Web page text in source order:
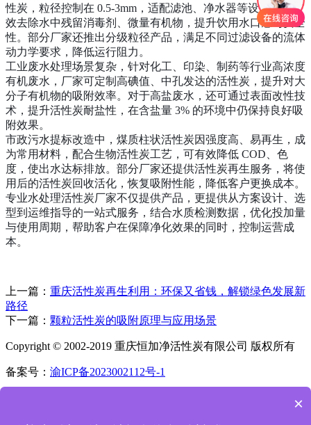
性炭，粒径控制在 0.5-3mm，适配滤池、净水器等设备，可有
效去除水中残留消毒剂、微量有机物，提升饮用水口感与安全
性。部分厂家还推出分级粒径产品，满足不同过滤设备的流体
动力学要求，降低运行阻力。
工业废水处理场景复杂，针对化工、印染、制药等行业高浓度
有机废水，厂家可定制高碘值、中孔发达的活性炭，提升对大
分子有机物的吸附效率。对于高盐废水，还可通过表面改性技
术，提升活性炭耐盐性，在含盐量 3% 的环境中仍保持良好吸
附效果。
市政污水提标改造中，煤质柱状活性炭因强度高、易再生，成
为常用材料，配合生物活性炭工艺，可有效降低 COD、色
度，使出水达标排放。部分厂家还提供活性炭再生服务，将使
用后的活性炭回收活化，恢复吸附性能，降低客户更换成本。
专业水处理活性炭厂家不仅提供产品，更提供从方案设计、选
型到运维指导的一站式服务，结合水质检测数据，优化投加量
与使用周期，帮助客户在保障净化效果的同时，控制运营成
本。
上一篇： 重庆活性炭再生利用：环保又省钱，解锁绿色发展新
路径
下一篇： 颗粒活性炭的吸附原理与应用场景
Copyright © 2002-2019 重庆恒加净活性炭有限公司 版权所有
备案号： 渝ICP备2023002112号-1
×